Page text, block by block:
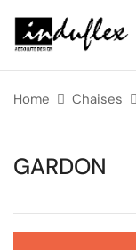
Home Chaises
GARDON